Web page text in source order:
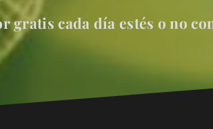
gratis cada día estés o no